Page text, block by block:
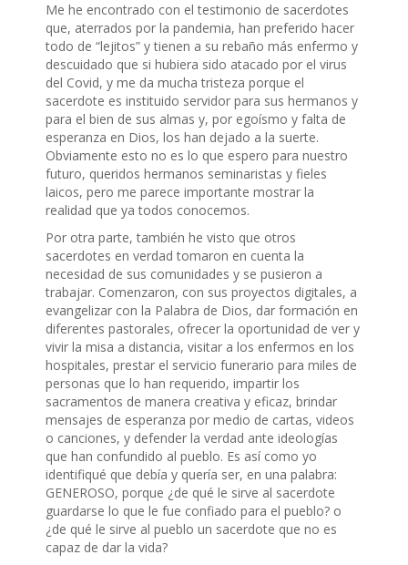
Me he encontrado con el testimonio de sacerdotes
que, aterrados por la pandemia, han preferido hacer
todo de “lejitos” y tienen a su rebaño más enfermo y
descuidado que si hubiera sido atacado por el virus
del Covid, y me da mucha tristeza porque el
sacerdote es instituido servidor para sus hermanos y
para el bien de sus almas y, por egoísmo y falta de
esperanza en Dios, los han dejado a la suerte.
Obviamente esto no es lo que espero para nuestro
futuro, queridos hermanos seminaristas y fieles
laicos, pero me parece importante mostrar la
realidad que ya todos conocemos.
Por otra parte, también he visto que otros
sacerdotes en verdad tomaron en cuenta la
necesidad de sus comunidades y se pusieron a
trabajar. Comenzaron, con sus proyectos digitales, a
evangelizar con la Palabra de Dios, dar formación en
diferentes pastorales, ofrecer la oportunidad de ver y
vivir la misa a distancia, visitar a los enfermos en los
hospitales, prestar el servicio funerario para miles de
personas que lo han requerido, impartir los
sacramentos de manera creativa y eficaz, brindar
mensajes de esperanza por medio de cartas, videos
o canciones, y defender la verdad ante ideologías
que han confundido al pueblo. Es así como yo
identifiqué que debía y quería ser, en una palabra:
GENEROSO, porque ¿de qué le sirve al sacerdote
guardarse lo que le fue confiado para el pueblo? o
¿de qué le sirve al pueblo un sacerdote que no es
capaz de dar la vida?